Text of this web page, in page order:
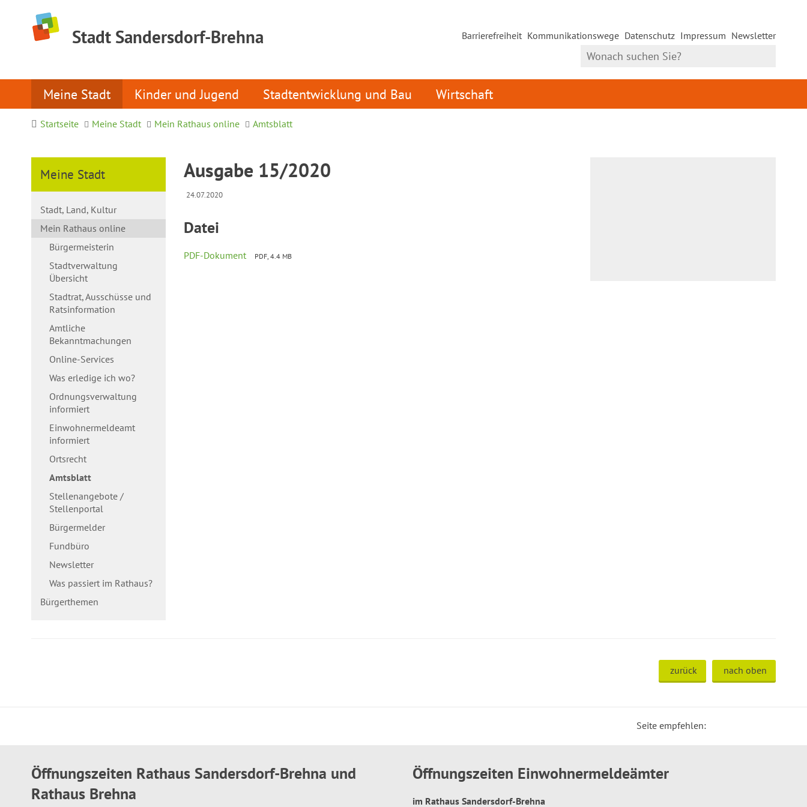
Stadt Sandersdorf-Brehna Barrierefreiheit Kommunikationswege Datenschutz Impressum Newsletter
Meine Stadt Kinder und Jugend Stadtentwicklung und Bau Wirtschaft
Startseite Meine Stadt Mein Rathaus online Amtsblatt
Meine Stadt
Stadt, Land, Kultur
Mein Rathaus online
Bürgermeisterin
Stadtverwaltung
Übersicht
Stadtrat, Ausschüsse und
Ratsinformation
Amtliche
Bekanntmachungen
Online-Services
Was erledige ich wo?
Ordnungsverwaltung
informiert
Einwohnermeldeamt
informiert
Ortsrecht
Amtsblatt
Stellenangebote /
Stellenportal
Bürgermelder
Fundbüro
Newsletter
Was passiert im Rathaus?
Bürgerthemen
Ausgabe 15/2020
24.07.2020
Datei
PDF-Dokument PDF, 4.4 MB
zurück nach oben
Seite empfehlen:
Öffnungszeiten Rathaus Sandersdorf-Brehna und
Rathaus Brehna
Öffnungszeiten Einwohnermeldeämter
im Rathaus Sandersdorf-Brehna